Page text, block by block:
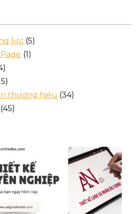
lực(5)
(1)
thương hiệu (34)
(45)